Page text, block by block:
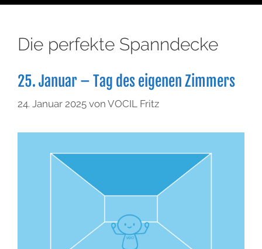
Die perfekte Spanndecke
25. Januar – Tag des eigenen Zimmers
24. Januar 2025 von VOCIL Fritz